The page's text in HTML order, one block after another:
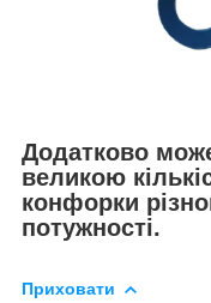
Додатково
великою
конфорки
потужності.
Приховати